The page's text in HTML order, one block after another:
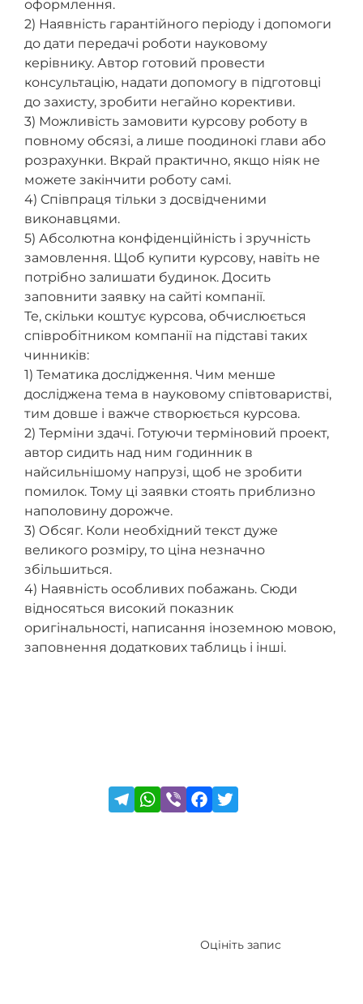
оформлення.
2) Наявність гарантійного періоду і допомоги
до дати передачі роботи науковому
керівнику. Автор готовий провести
консультацію, надати допомогу в підготовці
до захисту, зробити негайно корективи.
3) Можливість замовити курсову роботу в
повному обсязі, а лише поодинокі глави або
розрахунки. Вкрай практично, якщо ніяк не
можете закінчити роботу самі.
4) Співпраця тільки з досвідченими
виконавцями.
5) Абсолютна конфіденційність і зручність
замовлення. Щоб купити курсову, навіть не
потрібно залишати будинок. Досить
заповнити заявку на сайті компанії.
Те, скільки коштує курсова, обчислюється
співробітником компанії на підставі таких
чинників:
1) Тематика дослідження. Чим менше
досліджена тема в науковому співтоваристві,
тим довше і важче створюється курсова.
2) Терміни здачі. Готуючи терміновий проект,
автор сидить над ним годинник в
найсильнішому напрузі, щоб не зробити
помилок. Тому ці заявки стоять приблизно
наполовину дорожче.
3) Обсяг. Коли необхідний текст дуже
великого розміру, то ціна незначно
збільшиться.
4) Наявність особливих побажань. Сюди
відносяться високий показник
оригінальності, написання іноземною мовою,
заповнення додаткових таблиць і інші.
Оцініть запис